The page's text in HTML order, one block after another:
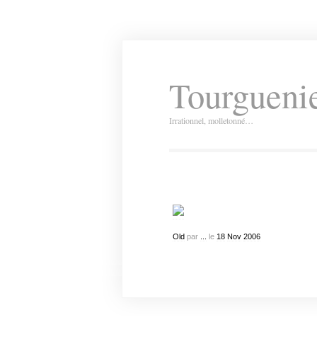
Irrationnel, molletonné…
Oldpar le 18 Nov 2006